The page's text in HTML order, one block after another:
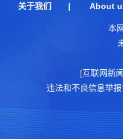
关于我们 | About
本
[互联网新
违法和不良信息举